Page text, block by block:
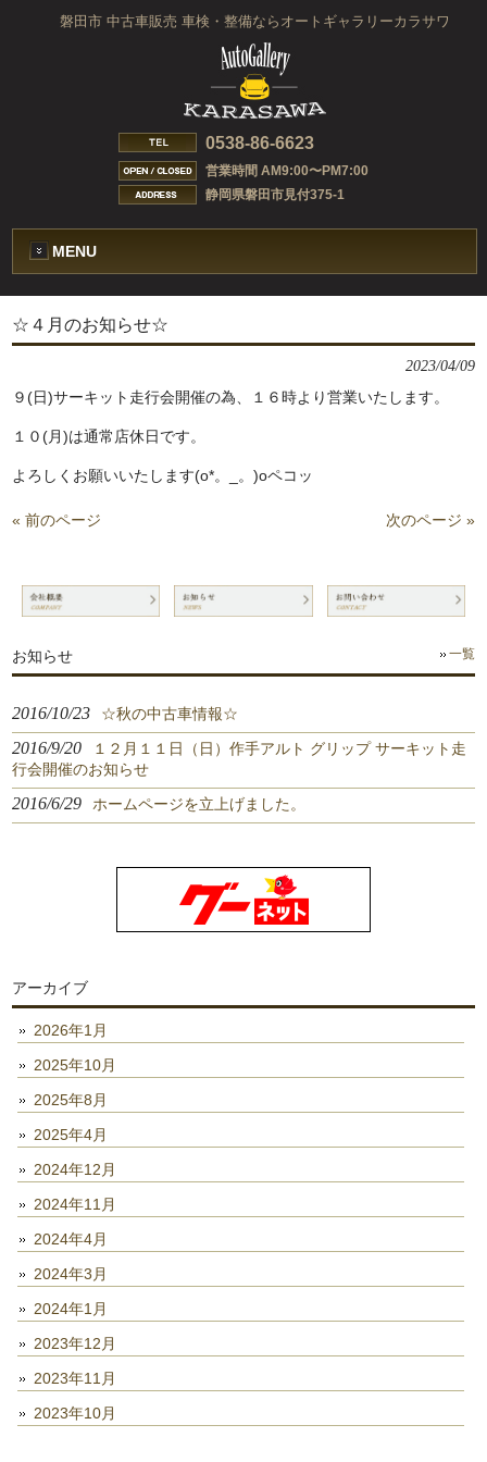
磐田市 中古車販売 車検・整備ならオートギャラリーカラサワ
0538-86-6623
営業時間 AM9:00〜PM7:00
静岡県磐田市見付375-1
MENU
☆４月のお知らせ☆
2023/04/09
９(日)サーキット走行会開催の為、１６時より営業いたします。
１０(月)は通常店休日です。
よろしくお願いいたします(o*。_。)oペコッ
« 前のページ 次のページ »
お知らせ 一覧
2016/10/23 ☆秋の中古車情報☆
2016/9/20
１２月１１日（日）作手アルト グリップ サーキット走
行会開催のお知らせ
2016/6/29 ホームページを立上げました。
アーカイブ
2026年1月
2025年10月
2025年8月
2025年4月
2024年12月
2024年11月
2024年4月
2024年3月
2024年1月
2023年12月
2023年11月
2023年10月